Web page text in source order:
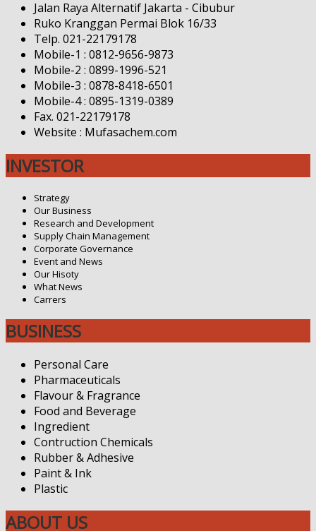
Jalan Raya Alternatif Jakarta - Cibubur
Ruko Kranggan Permai Blok 16/33
Telp. 021-22179178
Mobile-1 : 0812-9656-9873
Mobile-2 : 0899-1996-521
Mobile-3 : 0878-8418-6501
Mobile-4 : 0895-1319-0389
Fax. 021-22179178
Website : Mufasachem.com
INVESTOR
Strategy
Our Business
Research and Development
Supply Chain Management
Corporate Governance
Event and News
Our Hisoty
What News
Carrers
BUSINESS
Personal Care
Pharmaceuticals
Flavour & Fragrance
Food and Beverage
Ingredient
Contruction Chemicals
Rubber & Adhesive
Paint & Ink
Plastic
ABOUT US